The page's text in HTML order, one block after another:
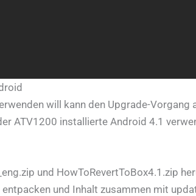
will kann den Upgrade-Vorgang
ATV1200 installierte Android 4.1
und HowToRevertToBox4.1.zip
und Inhalt zusammen mit